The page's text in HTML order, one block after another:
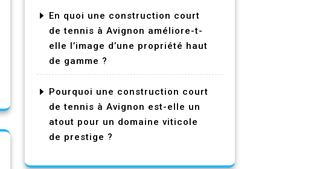
En quoi une construction court
de tennis à Avignon améliore-t-
elle l’image d’une propriété haut
de gamme ?
Pourquoi une construction court
de tennis à Avignon est-elle un
atout pour un domaine viticole
de prestige ?